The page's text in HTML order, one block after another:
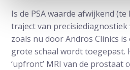
Is de PSA waarde afwijkend
traject van
zoals nu door Andros Clinics
grote schaal wordt toegepast.
‘upfront’ MRI van de prostaat